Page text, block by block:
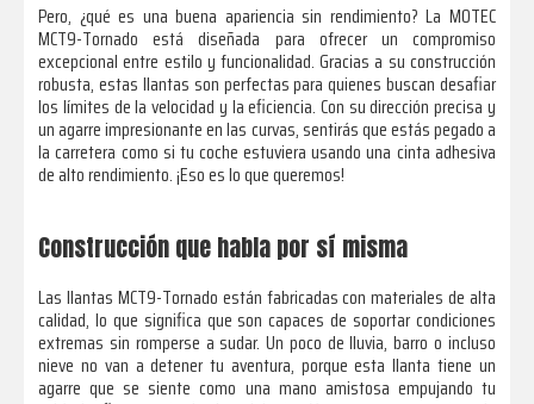
Pero, ¿qué es una buena apariencia sin rendimiento? La MOTEC
MCT9-Tornado está diseñada para ofrecer un compromiso
excepcional entre estilo y funcionalidad. Gracias a su construcción
robusta, estas llantas son perfectas para quienes buscan desafiar
los límites de la velocidad y la eficiencia. Con su dirección precisa y
un agarre impresionante en las curvas, sentirás que estás pegado a
la carretera como si tu coche estuviera usando una cinta adhesiva
de alto rendimiento. ¡Eso es lo que queremos!
Construcción que habla por sí misma
Las llantas MCT9-Tornado están fabricadas con materiales de alta
calidad, lo que significa que son capaces de soportar condiciones
extremas sin romperse a sudar. Un poco de lluvia, barro o incluso
nieve no van a detener tu aventura, porque esta llanta tiene un
agarre que se siente como una mano amistosa empujando tu